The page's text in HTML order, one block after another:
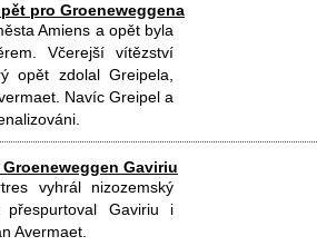
pro Groeneweggena
Amiens a opět byla
Včerejší vítězství
opět zdolal Greipela,
Navíc Greipel a
Gaviriu
vyhrál nizozemský
přespurtoval Gaviriu i
Avermaet.